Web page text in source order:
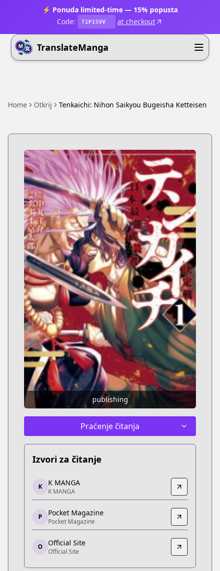
⚡ Ponuda limited-time — 15% popusta
Code:
T1P15VV at checkout
TranslateManga
Home Otkrij Tenkaichi: Nihon Saikyou Bugeisha Ketteisen
publishing
Praćenje čitanja
Izvori za čitanje
K MANGA
K MANGA
https://kmanga.kodansha.com/title/10585/
Pocket Magazine
Pocket Magazine
https://pocket.shonenmagazine.com/episode/
Official Site
K K MANGA
K MANGA
P Pocket Magazine
Pocket Magazine
O Official Site
Official Site